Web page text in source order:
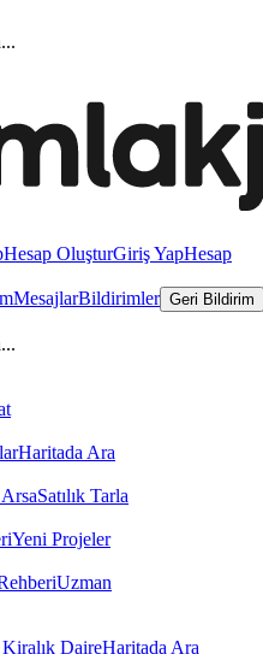
Hesap OluşturGiriş YapHesap
MesajlarBildirimler Geri Bildirim
Haritada Ara
ArsaSatılık Tarla
Yeni Projeler
Uzman
DaireHaritada Ara